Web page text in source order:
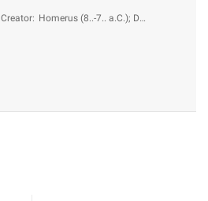
Creator: Homerus (8..-7.. a.C.); Dm